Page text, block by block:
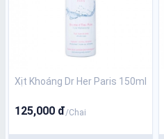
Xịt Khoáng Dr Her Paris 150ml
125,000 đ/Chai